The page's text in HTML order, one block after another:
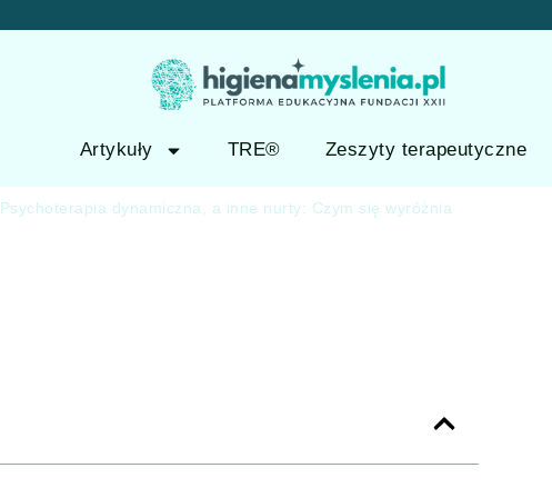
Artykuły TRE® Zeszyty terapeutyczne
Psychoterapia dynamiczna, a inne nurty: Czym się wyróżnia